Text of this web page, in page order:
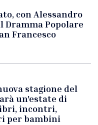
con Alessandro
Dramma Popolare
Francesco
stagione del
un'estate di
incontri,
per bambini